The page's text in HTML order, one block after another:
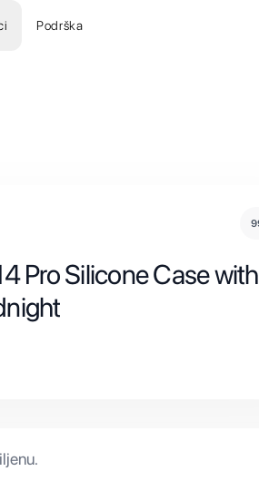
Podrška
Pro Silicone Case with